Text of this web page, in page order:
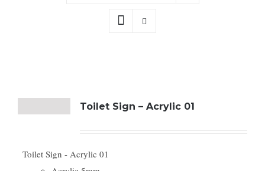
Toilet Sign – Acrylic 01
Toilet Sign - Acrylic 01